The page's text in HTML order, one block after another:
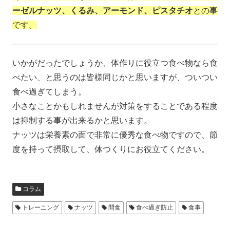
ーゼルナッツ、くるみ、アーモンド、ピスタチオとの事
です。
いかがだったでしょうか、体作りに役立つ食べ物なら食
べたい、と思うのは皆様同じかと思いますが、ついつい
食べ過ぎてしまう。
小さなことかもしれませんが対策をすることである程度
は抑制する事が出来るかと思います。
ナッツは栄養素の面で非常に優秀な食べ物ですので、節
度を持って摂取して、体つくりにお役立てください。
コラム
トレーニング ナッツ 間食 食べ過ぎ防止 食事